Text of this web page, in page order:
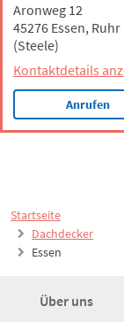
Startseite
Dachdecker
Essen
Aronweg 12
45276 Essen, Ruhr
(Steele)
Kontaktdetails
Anrufen
Über uns